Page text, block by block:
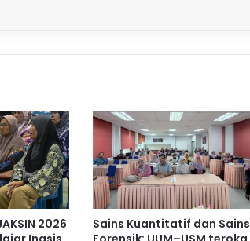
2026
Sains Kuantitatif dan Sains